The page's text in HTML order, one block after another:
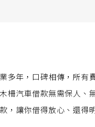
多年，口碑相傳，所有
柵汽車借款無需保人、
，讓你借得放心、還得